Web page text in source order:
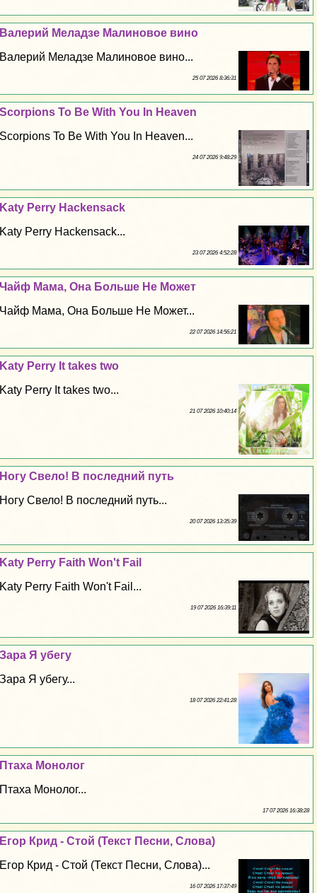
Валерий Меладзе Малиновое вино
Валерий Меладзе Малиновое вино...
25 07 2026 8:36:31
Scorpions To Be With You In Heaven
Scorpions To Be With You In Heaven...
24 07 2026 9:48:29
Katy Perry Hackensack
Katy Perry Hackensack...
23 07 2026 4:52:28
Чайф Мама, Она Больше Не Может
Чайф Мама, Она Больше Не Может...
22 07 2026 14:56:21
Katy Perry It takes two
Katy Perry It takes two...
21 07 2026 10:40:14
Ногу Свело! В последний путь
Ногу Свело! В последний путь...
20 07 2026 13:35:39
Katy Perry Faith Won't Fail
Katy Perry Faith Won't Fail...
19 07 2026 16:39:11
Зара Я убегу
Зара Я убегу...
18 07 2026 22:41:28
Птаха Монолог
Птаха Монолог...
17 07 2026 16:38:28
Егор Крид - Стой (Текст Песни, Слова)
Егор Крид - Стой (Текст Песни, Слова)...
16 07 2026 17:37:49